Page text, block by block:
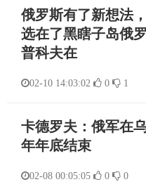
俄罗斯有了新想法
选在了黑瞎子岛俄
普科夫在
02-10 14:03:02 0 1
卡德罗夫：俄军在
年年底结束
02-08 00:05:05 0 0